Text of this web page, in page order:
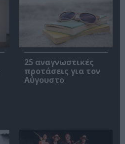
25 αναγνωστικές
προτάσεις για τον
Αύγουστο